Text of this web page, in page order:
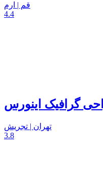
قم | ارم
4.4
گرافیک اینورس
تهران | تجریش
3.8